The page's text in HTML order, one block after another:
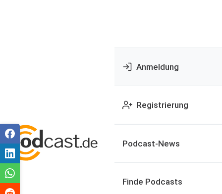
Anmeldung
Registrierung
Podcast-News
Finde Podcasts